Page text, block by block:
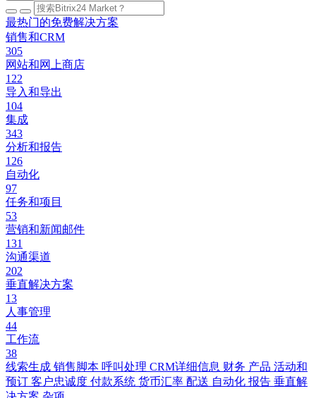
最热门的免费解决方案
销售和CRM
305
网站和网上商店
122
导入和导出
104
集成
343
分析和报告
126
自动化
97
任务和项目
53
营销和新闻邮件
131
沟通渠道
202
垂直解决方案
13
人事管理
44
工作流
38
线索生成 销售脚本 呼叫处理 CRM详细信息 财务 产品 活动和
预订 客户忠诚度 付款系统 货币汇率 配送 自动化 报告 垂直解